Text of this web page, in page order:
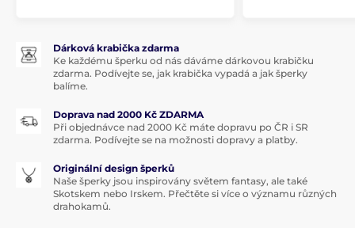
Dárková krabička zdarma
Ke každému šperku od nás dáváme dárkovou krabičku
zdarma. Podívejte se, jak krabička vypadá a jak šperky
balíme.
Doprava nad 2000 Kč ZDARMA
Při objednávce nad 2000 Kč máte dopravu po ČR i SR
zdarma. Podívejte se na možnosti dopravy a platby.
Originální design šperků
Naše šperky jsou inspirovány světem fantasy, ale také
Skotskem nebo Irskem. Přečtěte si více o významu různých
drahokamů.